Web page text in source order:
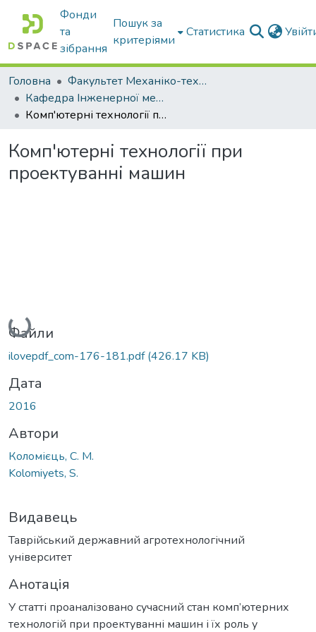
Фонди
та
зібрання
Пошук за
критеріями
Статистика
Головна
Факультет Механіко-технологічний
Кафедра Інженерної механіки та комп'ютерного проектування
Комп'ютерні технології при проектуванні машин
Комп'ютерні технології при
проектуванні машин
Вантажиться...
Файли
ilovepdf_com-176-181.pdf(426.17 KB)
Дата
2016
Автори
Коломієць, С. М.
Kolomiyets, S.
Видавець
Таврійський державний агротехнологічний
університет
Анотація
У статті проаналізовано сучасний стан комп’ютерних
технологій при проектуванні машин і їх роль у